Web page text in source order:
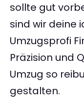
sollte gut
sind wir deine
Umzugsprofi
Präzision und
Umzug so
gestalten.